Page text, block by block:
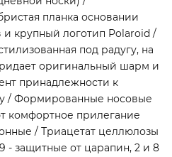
планка основании
крупный логотип Polaroid /
под радугу, на
оригинальный шарм и
принадлежности к
/ Формированные носовые
комфортное прилегание
/ Триацетат целлюлозы
- защитные от царапин, 2 и 8